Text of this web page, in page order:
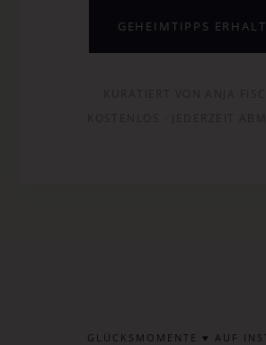
GEHEIMTIPPS
GLÜCKSMOMENTE ♥ AUF